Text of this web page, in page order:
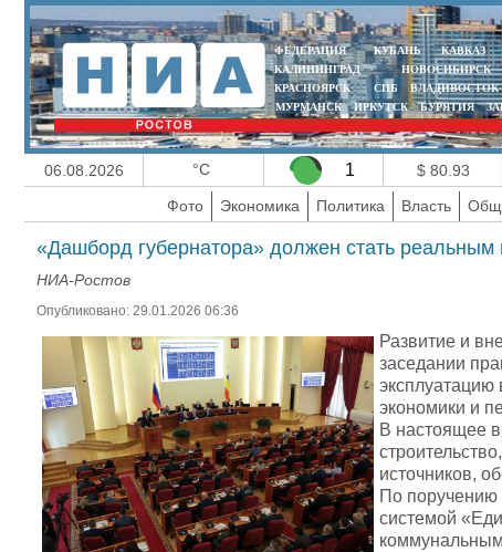
ФЕДЕРАЦИЯ КУБАНЬ КАВКАЗ
КАЛИНИНГРАД
НОВОСИБИРСК
КРАСНОЯРСК
СПБ ВЛАДИВОСТОК
МУРМАНСК
ИРКУТСК БУРЯТИЯ
06.08.2026 °C 1 $ 80.93
Фото
Экономика Политика Власть
«Дашборд губернатора» должен стать
НИА-Ростов
Опубликовано: 29.01.2026 06:36
Развитие и
заседании
эксплуатацию
экономики и
В настоящее
источников,
По поручению
системой